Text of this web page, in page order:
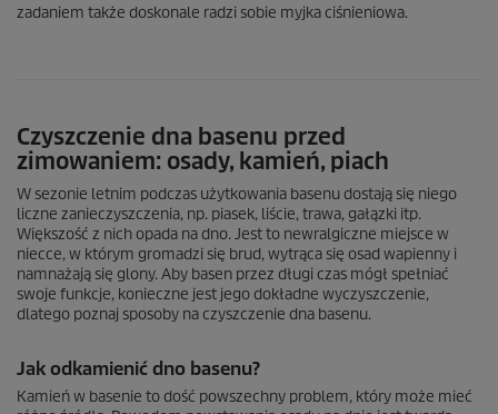
zadaniem także doskonale radzi sobie myjka ciśnieniowa.
Czyszczenie dna basenu przed
zimowaniem: osady, kamień, piach
W sezonie letnim podczas użytkowania basenu dostają się niego
liczne zanieczyszczenia, np. piasek, liście, trawa, gałązki itp.
Większość z nich opada na dno. Jest to newralgiczne miejsce w
niecce, w którym gromadzi się brud, wytrąca się osad wapienny i
namnażają się glony. Aby basen przez długi czas mógł spełniać
swoje funkcje, konieczne jest jego dokładne wyczyszczenie,
dlatego poznaj sposoby na czyszczenie dna basenu.
Jak odkamienić dno basenu?
Kamień w basenie to dość powszechny problem, który może mieć